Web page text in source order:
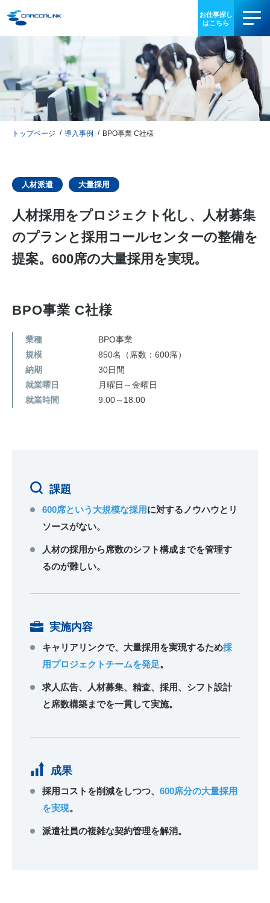
導入事例
お役立ち情報
IR情報
採用情報
トップページ 導入事例 BPO事業 C社様
人材派遣 大量採用
人材採用をプロジェクト化し、人材募集
のプランと採用コールセンターの整備を
提案。600席の大量採用を実現。
BPO事業 C社様
業種
BPO事業
規模
850名（席数：600席）
納期
30日間
就業曜日
月曜日～金曜日
就業時間
9:00～18:00
課題
600席という大規模な採用に対するノウハウとリ
ソースがない。
人材の採用から席数のシフト構成までを管理す
るのが難しい。
実施内容
キャリアリンクで、大量採用を実現するため採
用プロジェクトチームを発足。
求人広告、人材募集、精査、採用、シフト設計
と席数構築までを一貫して実施。
成果
採用コストを削減をしつつ、 600席分の大量採用
を実現。
派遣社員の複雑な契約管理を解消。